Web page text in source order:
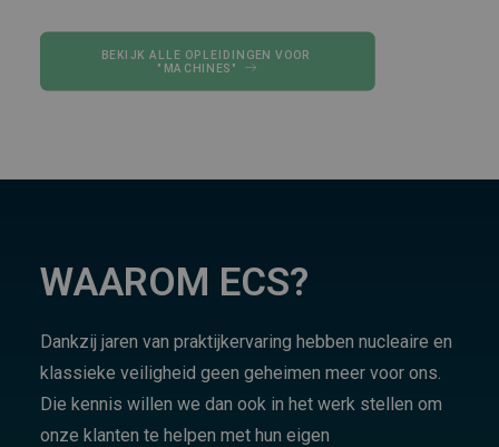
BEKIJK ALLE OPLEIDINGEN VOOR
"MACHINES"
WAAROM ECS?
Dankzij jaren van praktijkervaring hebben nucleaire en
klassieke veiligheid geen geheimen meer voor ons.
Die kennis willen we dan ook in het werk stellen om
onze klanten te helpen met hun eigen